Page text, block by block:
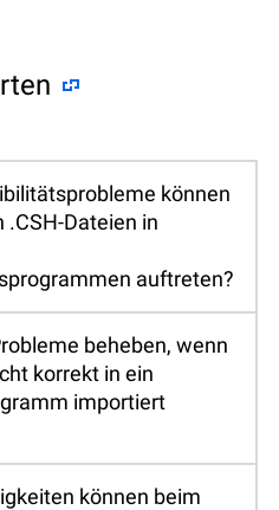
können
.CSH-Dateien in
auftreten?
beheben, wenn
korrekt in ein
importiert
können beim